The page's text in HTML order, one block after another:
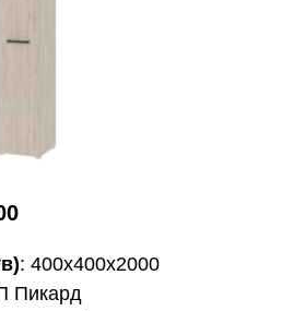
: 400х400х2000
Пикард